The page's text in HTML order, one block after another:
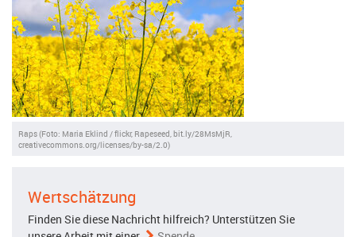
Raps (Foto: Maria Eklind / flickr, Rapeseed, bit.ly/28MsMjR,
creativecommons.org/licenses/by-sa/2.0)
Wertschätzung
Finden Sie diese Nachricht hilfreich? Unterstützen Sie